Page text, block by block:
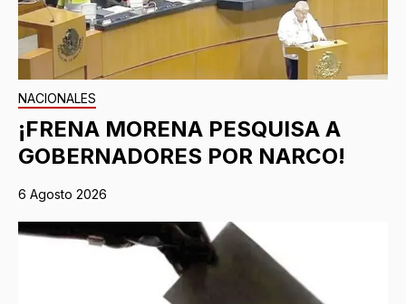
NACIONALES
¡FRENA MORENA PESQUISA A
GOBERNADORES POR NARCO!
6 Agosto 2026